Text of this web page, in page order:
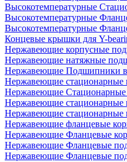
Высокотемпературные
Высокотемпературные
Высокотемпературные
Концевые крышки для Y-
Нержавеющие корпусные
Нержавеющие натяжные
Нержавеющие Подшипники в
Нержавеющие стационарные
Нержавеющие
Нержавеющие стационарные
Нержавеющие стационарные
Нержавеющие фланцевые
Нержавеющие Фланцевые
Нержавеющие Фланцевые
Нержавеющие Фланцевые